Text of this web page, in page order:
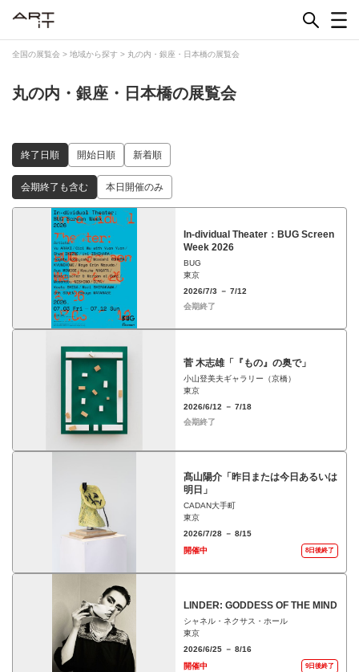
全国の展覧会 > 地域から探す > 丸の内・銀座・日本橋の展覧会
丸の内・銀座・日本橋の展覧会
終了日順 開始日順 新着順
会期終了も含む 本日開催のみ
In-dividual Theater：BUG Screen
Week 2026
BUG
東京
2026/7/3 － 7/12
会期終了
菅 木志雄「『もの』の奥で」
小山登美夫ギャラリー（京橋）
東京
2026/6/12 － 7/18
会期終了
髙山陽介「昨日または今日あるいは
明日」
CADAN大手町
東京
2026/7/28 － 8/15
開催中
8日後終了
LINDER: GODDESS OF THE MIND
シャネル・ネクサス・ホール
東京
2026/6/25 － 8/16
開催中
9日後終了